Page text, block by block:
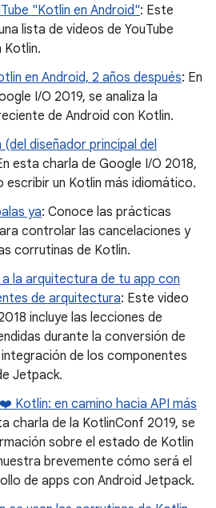
"Kotlin en Android": Este
lista de videos de YouTube
Kotlin.
en Android, 2 años después: En
I/O 2019, se analiza la
de Android con Kotlin.
diseñador principal del
esta charla de Google I/O 2018,
un Kotlin más idiomático.
ya: Conoce las prácticas
controlar las cancelaciones y
corrutinas de Kotlin.
la arquitectura de tu app con
de arquitectura: Este video
incluye las lecciones de
durante la conversión de
integración de los componentes
Jetpack.
Kotlin: en camino hacia API más
charla de la KotlinConf 2019, se
sobre el estado de Kotlin
brevemente cómo será el
de apps con Android Jetpack.